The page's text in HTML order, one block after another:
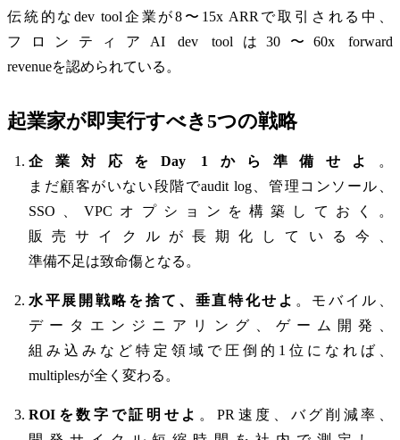
伝統的なdev tool企業が8〜15x ARRで取引される中、
フロンティアAI dev toolは30〜60x forward
revenueを認められている。
起業家が即実行すべき5つの戦略
企業対応をDay 1から準備せよ
。
まだ顧客がいない段階でaudit log、管理コンソール、
SSO、VPCオプションを構築しておく。
販売サイクルが長期化している今、
準備不足は致命傷となる。
水平展開戦略を捨て、垂直特化せよ 。モバイル、
データエンジニアリング、ゲーム開発、
組み込みなど特定領域で圧倒的1位になれば、
multiplesが全く変わる。
ROIを数字で証明せよ 。PR速度、バグ削減率、